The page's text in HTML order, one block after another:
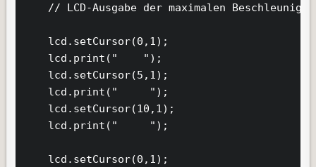
// LCD-Ausgabe der maximalen
    lcd.setCursor(0,1);
    lcd.print("    ");
    lcd.setCursor(5,1);
    lcd.print("     ");
    lcd.setCursor(10,1);
    lcd.print("     ");
    lcd.setCursor(0,1);